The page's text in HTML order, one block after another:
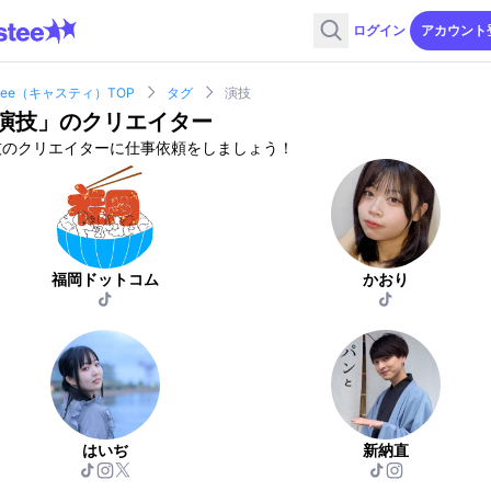
ログイン アカウント
（キャスティ）TOP タグ 演技
技 」のクリエイター
クリエイターに仕事依頼をしましょう！
福岡ドットコム かおり
はいぢ 新納直